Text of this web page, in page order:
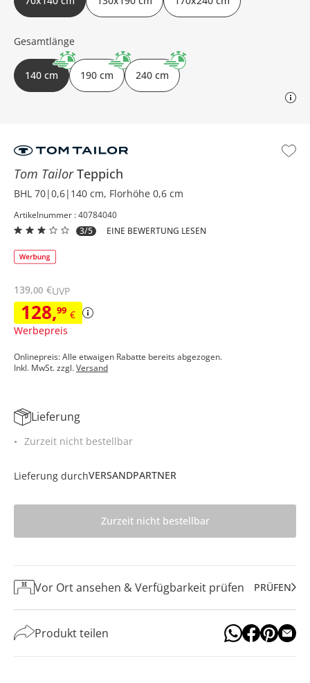
Tom TailorTeppich
BHL 70|0,6|140 cm, Florhöhe 0,6 cm
Artikelnummer : 40784040
3/5
EINE BEWERTUNG LESEN
128,99 €
Werbepreis
139,00 €UVP
Onlinepreis: Alle etwaigen Rabatte bereits abgezogen.
Inkl. MwSt. zzgl.Versand
Gesamtlänge
140 cm 190 cm 240 cm
Lieferung
Zurzeit nicht bestellbar
Lieferung durchVERSANDPARTNER
Zurzeit nicht bestellbar
Vor Ort ansehen & Verfügbarkeit prüfen PRÜFEN
Produkt teilen